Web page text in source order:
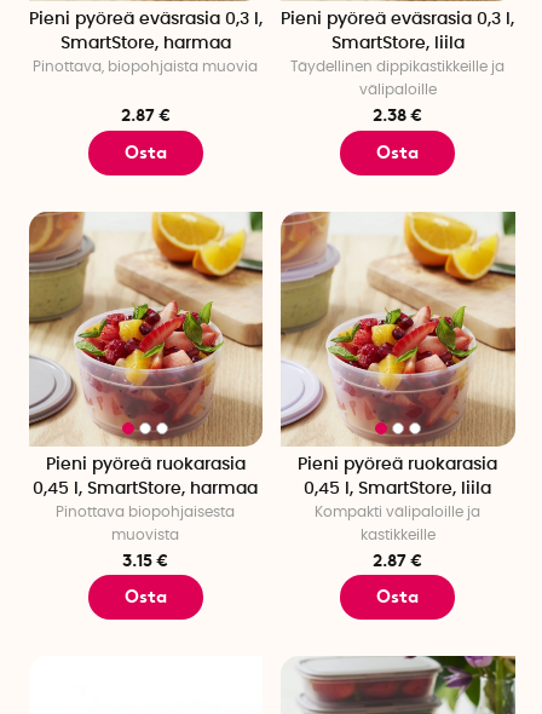
Pieni pyöreä eväsrasia 0,3 l,
SmartStore, harmaa
Pinottava, biopohjaista muovia
2.87 €
Osta
Pieni pyöreä eväsrasia 0,3 l,
SmartStore, liila
Täydellinen dippikastikkeille ja
välipaloille
2.38 €
Osta
Pieni pyöreä ruokarasia
0,45 l, SmartStore, harmaa
Pinottava biopohjaisesta
muovista
3.15 €
Osta
Pieni pyöreä ruokarasia
0,45 l, SmartStore, liila
Kompakti välipaloille ja
kastikkeille
2.87 €
Osta